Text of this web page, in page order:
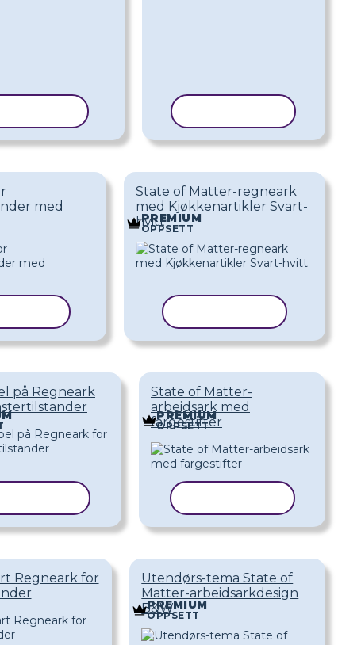
med
State of Matter-regneark
med Kjøkkenartikler Svart-
hvitt
PREMIUM
OPPSETT
på Regneark
State of Matter-
arbeidsark med
fargestifter
PREMIUM
OPPSETT
Regneark for
Utendørs-tema State of
Matter-arbeidsarkdesign
B&W
PREMIUM
OPPSETT